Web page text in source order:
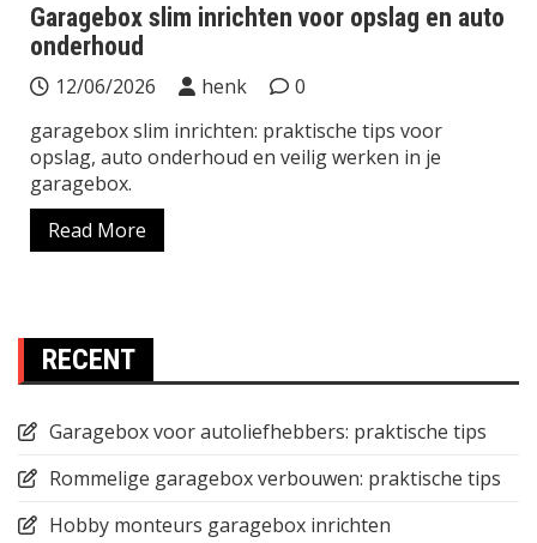
Garagebox slim inrichten voor opslag en auto
onderhoud
12/06/2026 henk
0
garagebox slim inrichten: praktische tips voor
opslag, auto onderhoud en veilig werken in je
garagebox.
Read More
RECENT
Garagebox voor autoliefhebbers: praktische tips
Rommelige garagebox verbouwen: praktische tips
Hobby monteurs garagebox inrichten